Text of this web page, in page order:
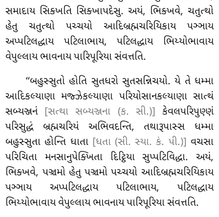
સમાદાય સિક્ખતિ સિક્ખાપદેસુ. અયં, ભિક્ખવે, ચતુત્થો
હેતુ ચતુત્થો પચ્ચયો આદિબ્રહ્મચરિયિકાય પઞ્ઞાય
અપ્પટિલદ્ધાય પટિલાભાય, પટિલદ્ધાય ભિય્યોભાવાય
વેપુલ્લાય ભાવનાય પારિપૂરિયા સંવત્તતિ.
‘‘બહુસ્સુતો હોતિ સુતધરો સુતસન્નિચયો. યે તે ધમ્મા
આદિકલ્યાણા મજ્ઝેકલ્યાણા પરિયોસાનકલ્યાણા સાત્થં
સબ્યઞ્જનં [સત્થા સબ્યઞ્જના (ક. સી.)] કેવલપરિપુણ્ણં
પરિસુદ્ધં બ્રહ્મચરિયં અભિવદન્તિ, તથારૂપાસ્સ ધમ્મા
બહુસ્સુતા હોન્તિ ધાતા [ધતા (સી. સ્યા. કં. પી.)] વચસા
પરિચિતા મનસાનુપેક્ખિતા દિટ્ઠિયા સુપ્પટિવિદ્ધા. અયં,
ભિક્ખવે, પઞ્ચમો હેતુ પઞ્ચમો પચ્ચયો આદિબ્રહ્મચરિયિકાય
પઞ્ઞાય અપ્પટિલદ્ધાય પટિલાભાય, પટિલદ્ધાય
ભિય્યોભાવાય વેપુલ્લાય ભાવનાય પારિપૂરિયા સંવત્તતિ.